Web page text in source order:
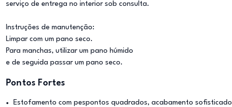
serviço de entrega no interior sob consulta.
Instruções de manutenção:
Limpar com um pano seco.
Para manchas, utilizar um pano húmido
e de seguida passar um pano seco.
Pontos Fortes
Estofamento com pespontos quadrados, acabamento sofisticado